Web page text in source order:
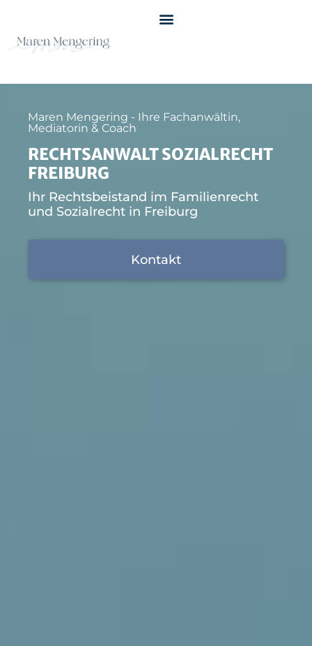
Maren Mengering - Ihre Fachanwältin,
Mediatorin & Coach
RECHTSANWALT SOZIALRECHT
FREIBURG
Ihr Rechtsbeistand im Familienrecht
und Sozialrecht in Freiburg
Kontakt